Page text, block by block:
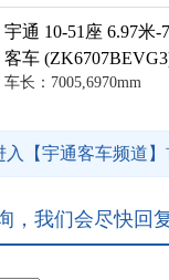
宇通 10-51座 6.97米
客车
车长：7005,6970mm
入【宇通客车频道
，我们会尽快回